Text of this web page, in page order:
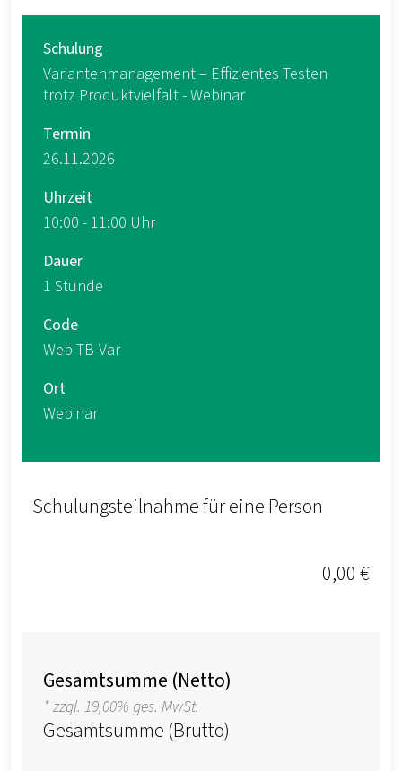
Schulung
Variantenmanagement – Effizientes Testen
trotz Produktvielfalt - Webinar
Termin
26.11.2026
Uhrzeit
10:00 - 11:00 Uhr
Dauer
1 Stunde
Code
Web-TB-Var
Ort
Webinar
Schulungsteilnahme für eine Person
0,00 €
Gesamtsumme (Netto)
* zzgl. 19,00% ges. MwSt.
Gesamtsumme (Brutto)